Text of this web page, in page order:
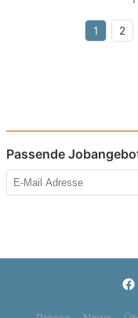
1 2
Passende